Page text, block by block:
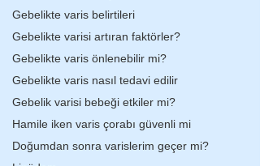
Gebelikte varis belirtileri
Gebelikte varisi artıran faktörler?
Gebelikte varis önlenebilir mi?
Gebelikte varis nasıl tedavi edilir
Gebelik varisi bebeği etkiler mi?
Hamile iken varis çorabı güvenli mi
Doğumdan sonra varislerim geçer mi?